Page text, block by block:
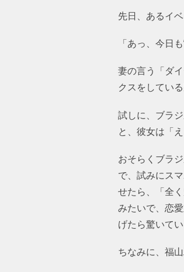
先日、あるイ
「あっ、今日
妻の言う「ダ
クスをしてい
試しに、ブラ
と、彼女は「
おそらくブラ
で、試みにス
せたら、「全
みたいで、恋
げたら驚いてい
ちなみに、福